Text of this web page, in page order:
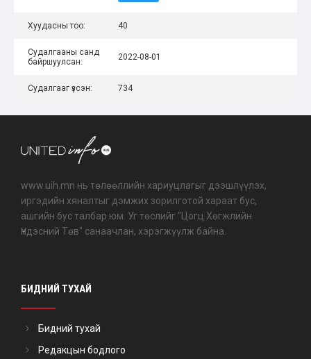
Хуудасны тоо: 40
Судалгааны санд
байршуулсан:
2022-08-01
Судалгааг үзсэн: 734
www.uih.mn нь төлөөллийн хариуцлагыг дээшлүүлэх,
иргэдийн хяналтыг дэмжих зорилготой хараат бус,
ашгийн бус талбар юм. Уг төслийг "Цогц Хөгжлийн
Үндэсний Төв" санаачлан, хэрэгжүүлж байна.
БИДНИЙ ТУХАЙ
Бидний тухай
Редакцын бодлого